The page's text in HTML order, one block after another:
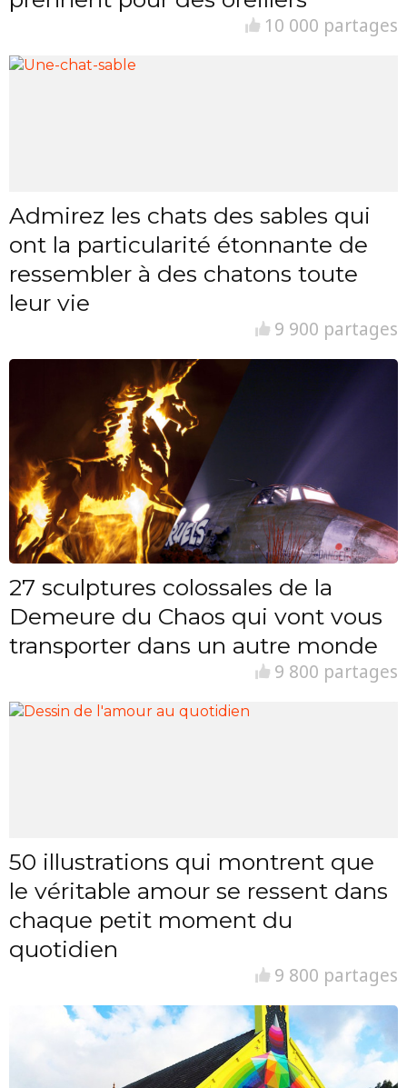
10 000 partages
Admirez les chats des sables qui
ont la particularité étonnante de
ressembler à des chatons toute
leur vie
9 900 partages
27 sculptures colossales de la
Demeure du Chaos qui vont vous
transporter dans un autre monde
9 800 partages
50 illustrations qui montrent que
le véritable amour se ressent dans
chaque petit moment du
quotidien
9 800 partages